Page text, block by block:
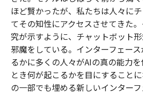
ほど賢かったが、私たちは人々に
てその知性にアクセスさせてきた
究が示すように、チャットボット
邪魔をしている。インターフェー
るかに多くの人々がAIの真の能力
とき何が起こるかを目にすること
の一部でも埋める新しいインター